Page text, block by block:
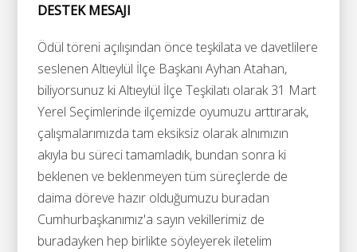
DESTEK MESAJI
Ödül töreni açılışından önce teşkilata ve davetlilere
seslenen Altıeylül İlçe Başkanı Ayhan Atahan,
biliyorsunuz ki Altıeylül İlçe Teşkilatı olarak 31 Mart
Yerel Seçimlerinde ilçemizde oyumuzu arttırarak,
çalışmalarımızda tam eksiksiz olarak alnımızın
akıyla bu süreci tamamladık, bundan sonra ki
beklenen ve beklenmeyen tüm süreçlerde de
daima döreve hazır olduğumuzu buradan
Cumhurbaşkanımız'a sayın vekillerimiz de
buradayken hep birlikte söyleyerek iletelim